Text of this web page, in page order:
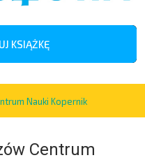
Wydarzenia
Kontakt
KSIĄŻKĘ
Nauki Kopernik
Centrum